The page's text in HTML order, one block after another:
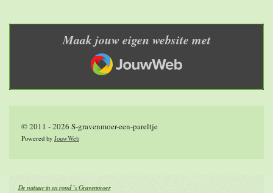
Maak jouw eigen website met
JouwWeb
© 2011 - 2026 S-gravenmoer-een-pareltje
Powered by JouwWeb
De natuur in en rond ’s Gravenmoer